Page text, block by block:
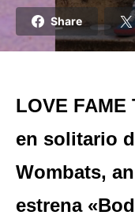
Share
LOVE FAME
en solitario
Wombats,
estrena